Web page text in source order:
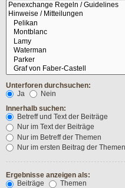
Unterforen durchsuchen:
Ja
Nein
Innerhalb suchen:
Betreff und Text der Beiträge
Nur im Text der Beiträge
Nur im Betreff der Themen
Nur im ersten Beitrag der Themen
Ergebnisse anzeigen als:
Beiträge
Themen